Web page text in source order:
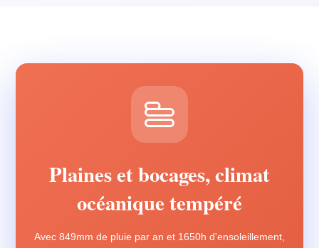
Plaines et bocages, climat
océanique tempéré
Avec 849mm de pluie par an et 1650h d'ensoleillement,